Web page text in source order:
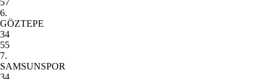
57
6.
GÖZTEPE
34
55
7.
SAMSUNSPOR